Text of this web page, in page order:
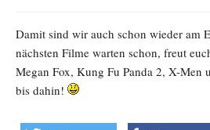
Damit sind wir auch schon wieder am
nächsten Filme warten schon, freut
Megan Fox, Kung Fu Panda 2, X-Men
bis dahin!